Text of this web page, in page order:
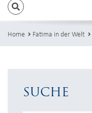
SUCHEN
Home Fatima in der Welt
SUCHE